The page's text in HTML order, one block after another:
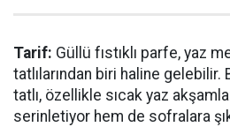
Tarif: Güllü fıstıklı parfe, yaz
tatlılarından biri haline gelebilir.
tatlı, özellikle sıcak yaz
serinletiyor hem de sofralara